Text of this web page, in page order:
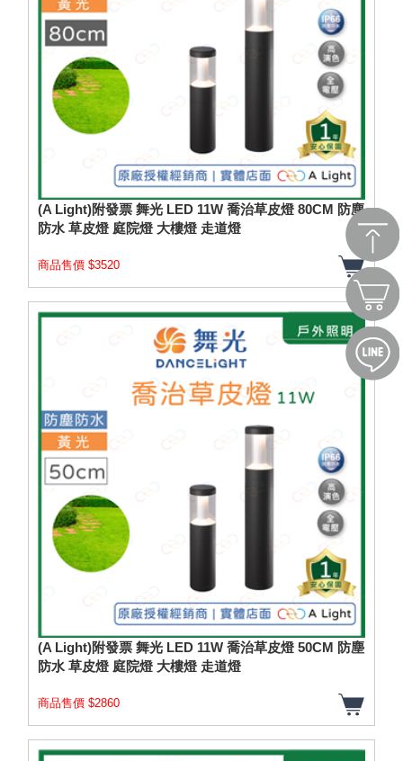
(A Light)附發票 舞光 LED 11W 喬治草皮燈 80CM 防塵
防水 草皮燈 庭院燈 大樓燈 走道燈
商品售價 $3520
(A Light)附發票 舞光 LED 11W 喬治草皮燈 50CM 防塵
防水 草皮燈 庭院燈 大樓燈 走道燈
商品售價 $2860